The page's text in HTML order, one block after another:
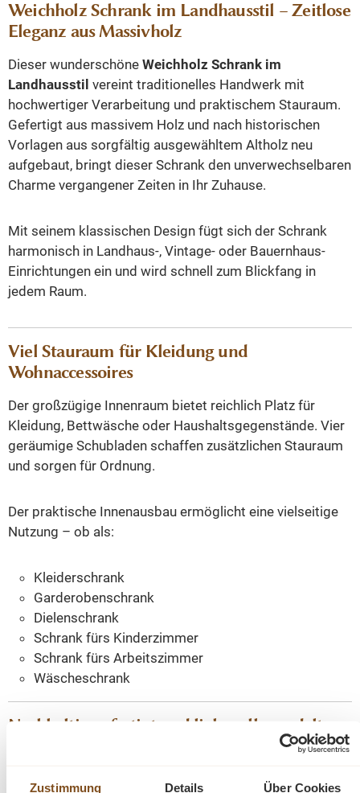
Zustimmung Details Über Cookies
Weichholz Schrank im Landhausstil – Zeitlose
Eleganz aus Massivholz
Dieser wunderschöne Weichholz Schrank im
Landhausstil vereint traditionelles Handwerk mit
hochwertiger Verarbeitung und praktischem Stauraum.
Gefertigt aus massivem Holz und nach historischen
Vorlagen aus sorgfältig ausgewähltem Altholz neu
aufgebaut, bringt dieser Schrank den unverwechselbaren
Charme vergangener Zeiten in Ihr Zuhause.
Mit seinem klassischen Design fügt sich der Schrank
harmonisch in Landhaus-, Vintage- oder Bauernhaus-
Einrichtungen ein und wird schnell zum Blickfang in
jedem Raum.
Viel Stauraum für Kleidung und
Wohnaccessoires
Der großzügige Innenraum bietet reichlich Platz für
Kleidung, Bettwäsche oder Haushaltsgegenstände. Vier
geräumige Schubladen schaffen zusätzlichen Stauraum
und sorgen für Ordnung.
Der praktische Innenausbau ermöglicht eine vielseitige
Nutzung – ob als:
Kleiderschrank
Garderobenschrank
Dielenschrank
Schrank fürs Kinderzimmer
Schrank fürs Arbeitszimmer
Wäscheschrank
Nachhaltig gefertigt und liebevoll veredelt
Jeder Schrank wird in unserer Fachwerkstatt sorgfältig
wohnfertigen